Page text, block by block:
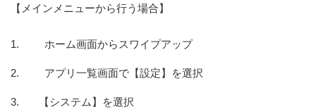
【メインメニューから行う場合】
ホーム画面からスワイプアップ
アプリ一覧画面で【設定】を選択
【システム】を選択